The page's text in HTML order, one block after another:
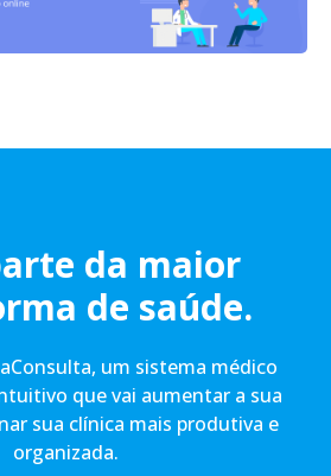
da maior
de saúde.
um sistema médico
que vai aumentar a sua
sua clínica mais produtiva e
organizada.